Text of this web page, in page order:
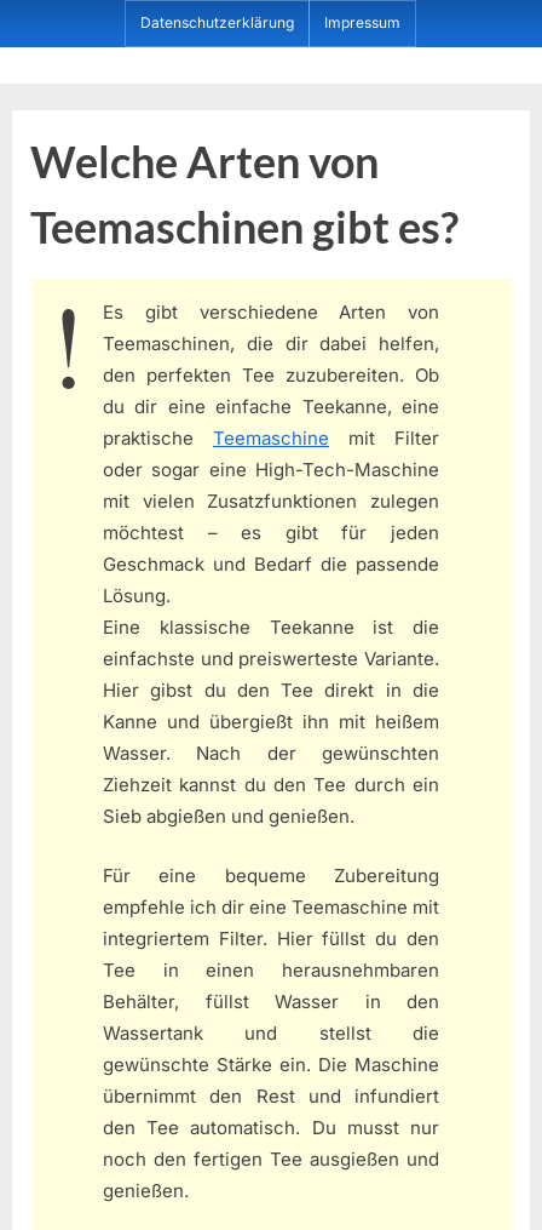
to
Datenschutzerklärung Impressum
Welche Arten von
Teemaschinen gibt es?
Es gibt verschiedene Arten von
Teemaschinen, die dir dabei helfen,
den perfekten Tee zuzubereiten. Ob
du dir eine einfache Teekanne, eine
praktische Teemaschine mit Filter
oder sogar eine High-Tech-Maschine
mit vielen Zusatzfunktionen zulegen
möchtest – es gibt für jeden
Geschmack und Bedarf die passende
Lösung.
Eine klassische Teekanne ist die
einfachste und preiswerteste Variante.
Hier gibst du den Tee direkt in die
Kanne und übergießt ihn mit heißem
Wasser. Nach der gewünschten
Ziehzeit kannst du den Tee durch ein
Sieb abgießen und genießen.
Für eine bequeme Zubereitung
empfehle ich dir eine Teemaschine mit
integriertem Filter. Hier füllst du den
Tee in einen herausnehmbaren
Behälter, füllst Wasser in den
Wassertank und stellst die
gewünschte Stärke ein. Die Maschine
übernimmt den Rest und infundiert
den Tee automatisch. Du musst nur
noch den fertigen Tee ausgießen und
genießen.